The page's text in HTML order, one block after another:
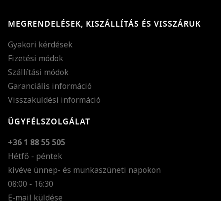
MEGRENDELÉSEK, KISZÁLLÍTÁS ÉS VISSZÁRUK
Gyakori kérdések
Fizetési módok
Szállítási módok
Garanciális információ
Visszaküldési információ
ÜGYFÉLSZOLGÁLAT
+36 1 88 55 505
Hétfő - péntek
kivéve ünnep- és munkaszüneti napokon
08:00 - 16:30
E-mail küldése